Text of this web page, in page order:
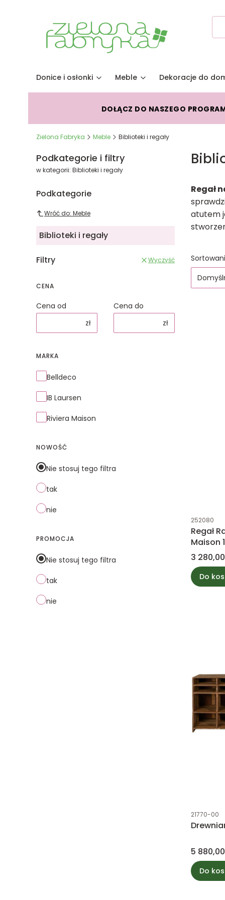
Donice i osłonki Meble Dekoracje do
DOŁĄCZ DO NASZEGO
Zielona Fabryka Meble Biblioteki i regały
Podkategorie i filtry
w kategorii: Biblioteki i regały
Podkategorie
Wróć do: Meble
Biblioteki i regały
Filtry Wyczyść
CENA
Cena od
zł
Cena do
zł
MARKA
Marka
Belldeco
IB Laursen
Riviera Maison
NOWOŚĆ
Nie stosuj tego filtra
tak
nie
PROMOCJA
Nie stosuj tego filtra
tak
nie
Regał
atutem
Lista
Kod
252080
Regał
Maison
Cena
3 280,00
Do
Kod
21770-00
Cena
5 880,00
Do